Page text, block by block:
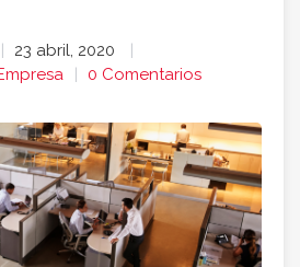
23 abril, 2020
0 Comentarios